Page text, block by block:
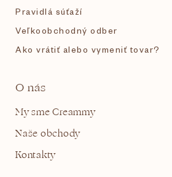
Pravidlá súťaží
Veľkoobchodný odber
Ako vrátiť alebo vymeniť tovar?
O nás
My sme Creammy
Naše obchody
Kontakty